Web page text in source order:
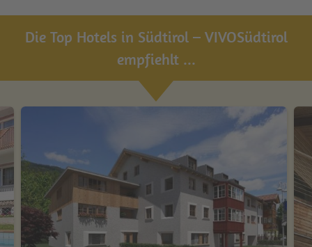
Die Top Hotels in Südtirol – VIVOSüdtirol
empfiehlt ...